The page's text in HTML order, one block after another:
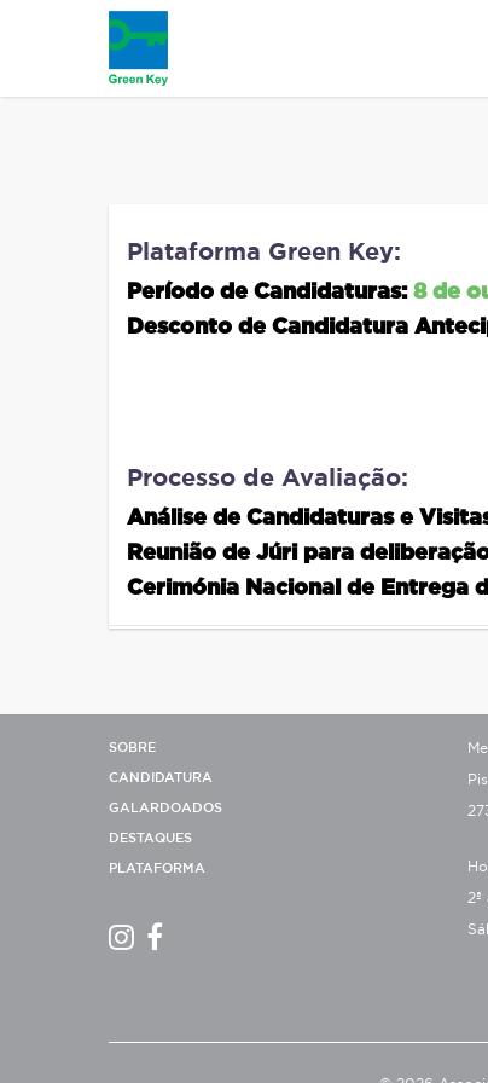
Plataforma Green Key:
Período de Candidaturas:8 de
Desconto de Candidatura
Processo de Avaliação:
Análise de Candidaturas e
Reunião de Júri para
Cerimónia Nacional de Entrega
SOBRE
CANDIDATURA
GALARDOADOS
DESTAQUES
PLATAFORMA